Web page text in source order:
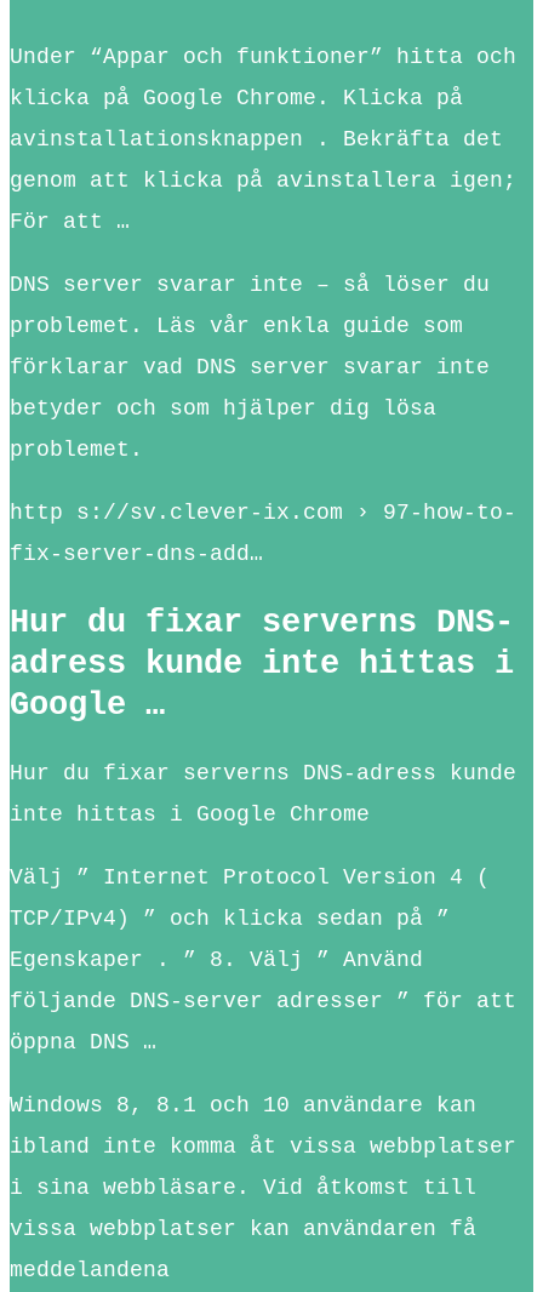
Under “Appar och funktioner” hitta och
klicka på Google Chrome. Klicka på
avinstallationsknappen . Bekräfta det
genom att klicka på avinstallera igen;
För att …
DNS server svarar inte – så löser du
problemet. Läs vår enkla guide som
förklarar vad DNS server svarar inte
betyder och som hjälper dig lösa
problemet.
http s://sv.clever-ix.com › 97-how-to-
fix-server-dns-add…
Hur du fixar serverns DNS-
adress kunde inte hittas i
Google …
Hur du fixar serverns DNS-adress kunde
inte hittas i Google Chrome
Välj ” Internet Protocol Version 4 (
TCP/IPv4) ” och klicka sedan på ”
Egenskaper . ” 8. Välj ” Använd
följande DNS-server adresser ” för att
öppna DNS …
Windows 8, 8.1 och 10 användare kan
ibland inte komma åt vissa webbplatser
i sina webbläsare. Vid åtkomst till
vissa webbplatser kan användaren få
meddelandena